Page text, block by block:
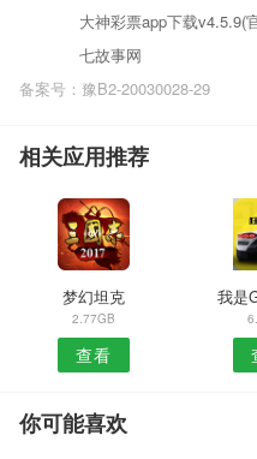
大神彩票app下载v4.5.9(
七故事网
备案号：豫B2-20030028-29
相关应用推荐
梦幻坦克
2.77GB
查看
我是
你可能喜欢